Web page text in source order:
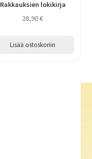
Rakkauksien lokikirja
28,90€
Lisää ostoskoriin